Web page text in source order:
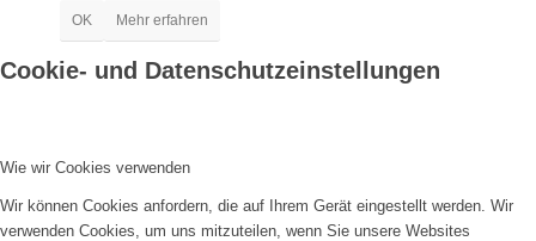
OK Mehr erfahren
Cookie- und Datenschutzeinstellungen
Wie wir Cookies verwenden
Wir können Cookies anfordern, die auf Ihrem Gerät eingestellt werden. Wir
verwenden Cookies, um uns mitzuteilen, wenn Sie unsere Websites